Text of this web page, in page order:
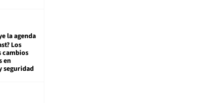
la agenda
Los
cambios
en
seguridad